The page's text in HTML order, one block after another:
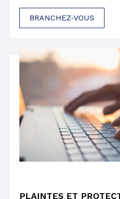
BRANCHEZ-VOUS
PLAINTES ET